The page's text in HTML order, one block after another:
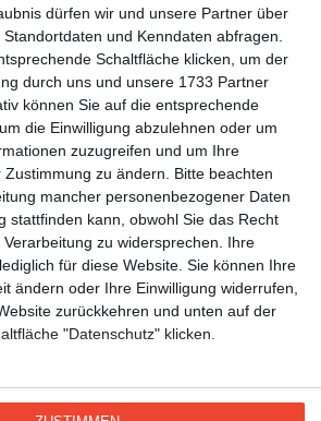
dürfen wir und unsere Partner über
und Kenndaten abfragen.
Schaltfläche klicken, um der
durch uns und unsere 1733 Partner
können Sie auf die entsprechende
die Einwilligung abzulehnen oder um
zuzugreifen und um Ihre
zu ändern.
Bitte beachten
mancher personenbezogener Daten
stattfinden kann, obwohl Sie das Recht
zu widersprechen. Ihre
für diese Website. Sie können Ihre
ändern oder Ihre Einwilligung widerrufen,
zurückkehren und unten auf der
"Datenschutz" klicken.
Liebe und Gefühle
Du fehlst mir
Kisseo©
Ereignis-Kalender
Kisseo
Hilfe / FAQ
Nutzungsbedingungen
tarjetas virtuales